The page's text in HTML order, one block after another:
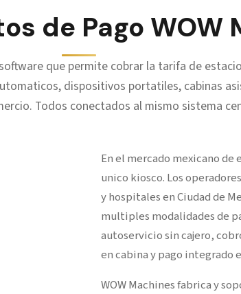
de Pago WOW
que permite cobrar la tarifa de
dispositivos portatiles, cabinas
Todos conectados al mismo sistema
En el mercado mexicano
unico kiosco. Los
y hospitales en Ciudad de
multiples modalidades de
autoservicio sin cajero,
en cabina y pago integrado
WOW Machines fabrica y